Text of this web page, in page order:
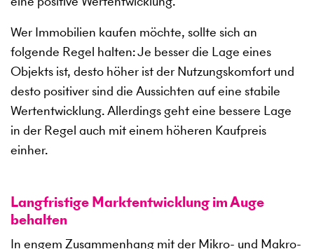
Wer Immobilien kaufen möchte, sollte sich an
folgende Regel halten: Je besser die Lage eines
Objekts ist, desto höher ist der Nutzungskomfort und
desto positiver sind die Aussichten auf eine stabile
Wertentwicklung. Allerdings geht eine bessere Lage
in der Regel auch mit einem höheren Kaufpreis
einher.
Langfristige Marktentwicklung im Auge
behalten
In engem Zusammenhang mit der Mikro- und Makro-